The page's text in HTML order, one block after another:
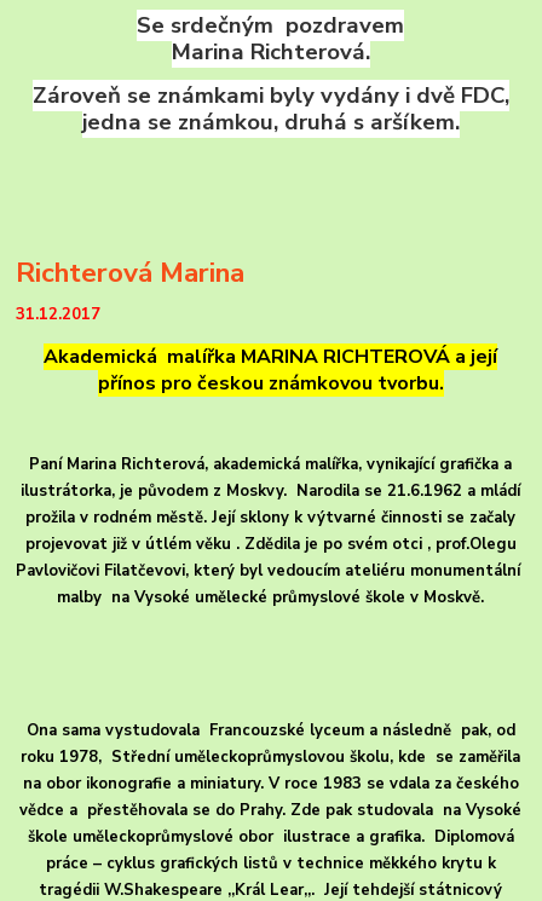
Se srdečným pozdravem
Marina Richterová.
Zároveň se známkami byly vydány i dvě FDC,
jedna se známkou, druhá s aršíkem.
Richterová Marina
31.12.2017
Akademická malířka MARINA RICHTEROVÁ a její
přínos pro českou známkovou tvorbu.
Paní Marina Richterová, akademická malířka, vynikající grafička a
ilustrátorka, je původem z Moskvy. Narodila se 21.6.1962 a mládí
prožila v rodném městě. Její sklony k výtvarné činnosti se začaly
projevovat již v útlém věku . Zdědila je po svém otci , prof.Olegu
Pavlovičovi Filatčevovi, který byl vedoucím ateliéru monumentální
malby na Vysoké umělecké průmyslové škole v Moskvě.
Ona sama vystudovala Francouzské lyceum a následně pak, od
roku 1978, Střední uměleckoprůmyslovou školu, kde se zaměřila
na obor ikonografie a miniatury. V roce 1983 se vdala za českého
vědce a přestěhovala se do Prahy. Zde pak studovala na Vysoké
škole uměleckoprůmyslové obor ilustrace a grafika. Diplomová
práce – cyklus grafických listů v technice měkkého krytu k
tragédii W.Shakespeare ,,Král Lear,,. Její tehdejší státnicový